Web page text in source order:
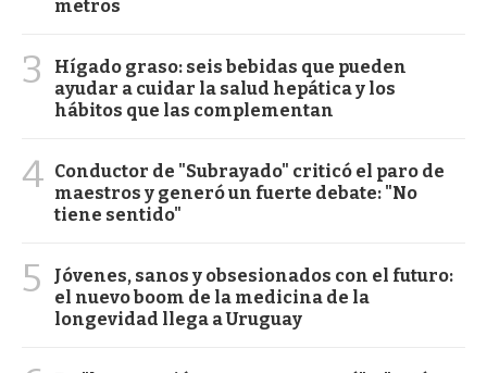
metros
3
Hígado graso: seis bebidas que pueden
ayudar a cuidar la salud hepática y los
hábitos que las complementan
4 Conductor de "Subrayado" criticó el paro de
maestros y generó un fuerte debate: "No
tiene sentido"
5
Jóvenes, sanos y obsesionados con el futuro:
el nuevo boom de la medicina de la
longevidad llega a Uruguay